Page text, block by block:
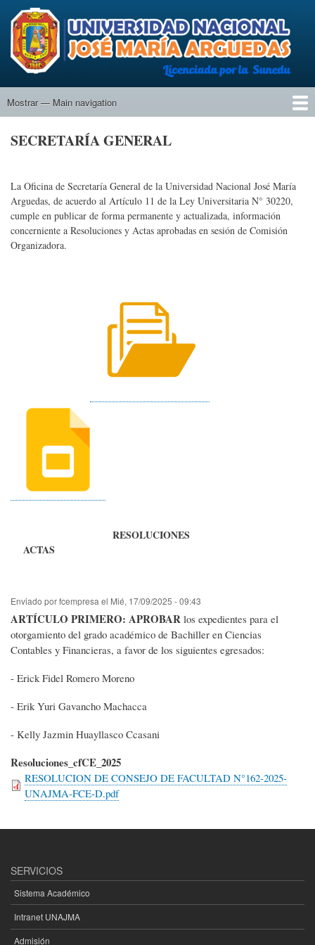
al
contenido
principal
Main
Mostrar — Main navigation
Inicio
Universidad
Actas
SECRETARÍA GENERAL
La Oficina de Secretaría General de la Universidad Nacional José María
Arguedas, de acuerdo al Artículo 11 de la Ley Universitaria N° 30220,
cumple en publicar de forma permanente y actualizada, información
concerniente a Resoluciones y Actas aprobadas en sesión de Comisión
Organizadora.
RESOLUCIONES
ACTAS
Enviado porfcempresa el Mié, 17/09/2025 - 09:43
ARTÍCULO PRIMERO: APROBAR los expedientes para el
otorgamiento del grado académico de Bachiller en Ciencias
Contables y Financieras, a favor de los siguientes egresados:
- Erick Fidel Romero Moreno
- Erik Yuri Gavancho Machacca
- Kelly Jazmin Huayllasco Ccasani
Resoluciones_cfCE_2025
RESOLUCION DE CONSEJO DE FACULTAD N°162-2025-
UNAJMA-FCE-D.pdf
SERVICIOS
Sistema Académico
Intranet UNAJMA
Admisión